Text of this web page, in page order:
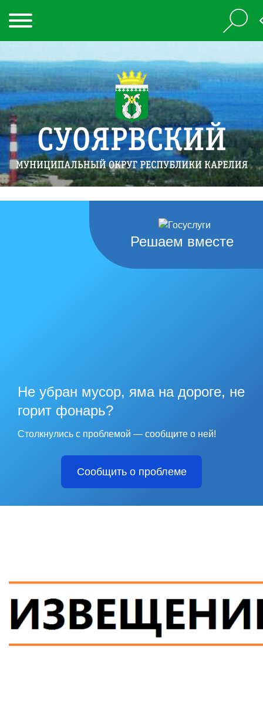
Решаем вместе
Не убран мусор, яма на дороге, не
горит фонарь?
Столкнулись с проблемой — сообщите о ней!
Сообщить о проблеме